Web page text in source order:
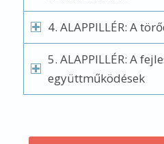
4. ALAPPILLÉR: A
5. ALAPPILLÉR: A
együttműködések